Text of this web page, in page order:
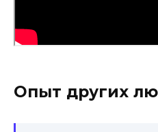
Опыт других